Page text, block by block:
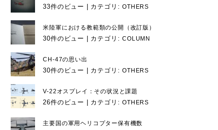
33件のビュー カテゴリ:OTHERS
米陸軍における教範類の公開（改訂版）
30件のビュー カテゴリ:COLUMN
CH-47の思い出
30件のビュー カテゴリ:OTHERS
V-22オスプレイ：その状況と課題
26件のビュー カテゴリ:OTHERS
主要国の軍用ヘリコプター保有機数